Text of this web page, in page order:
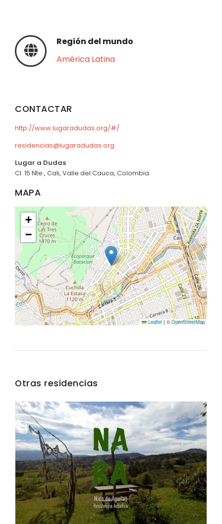
Región del mundo
América Latina
CONTACTAR
http://www.lugaradudas.org/#/
residencias@lugaradudas.org
Lugar a Dudas
Cl. 15 Nte., Cali, Valle del Cauca, Colombia
MAPA
+
−
Leaflet | ©OpenStreetMap
Otras residencias